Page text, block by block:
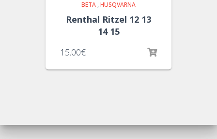
BETA , HUSQVARNA
Renthal Ritzel 12 13
14 15
15.00€